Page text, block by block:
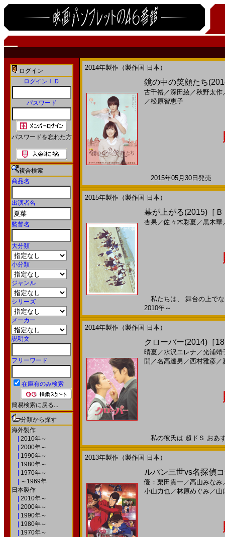
ログイン
ログインＩＤ
パスワード
パスワードを忘れた方
複合検索
商品名
出演者名
監督名
大分類
小分類
ジャンル
シリーズ
メーカー
説明文
フリーワード
在庫有のみ検索
簡易検索に戻る...
分類から探す
海外製作
2010年～
2000年～
1990年～
1980年～
1970年～
～1969年
日本製作
2010年～
2000年～
1990年～
1980年～
1970年～
2014年製作（製作国 日本）
鏡の中の笑顔たち
古千裕／深田綾／秋野太作
／松原智恵子
2015年05月30日発売
2015年製作（製作国 日本）
幕が上がる(2015)［
杏果／佐々木彩夏 ／黒木華
私たちは、 舞台の上で
2010年～
2014年製作（製作国 日本）
クローバー(2014)［
晴夏 ／水沢エレナ ／光浦靖
開 ／名高達男 ／西村雅彦／
私の彼氏は 超ドＳ おあ
2013年製作（製作国 日本）
ルパン三世vs名探偵
優：栗田貫一 ／高山みなみ
小山力也／林原めぐみ／ 山